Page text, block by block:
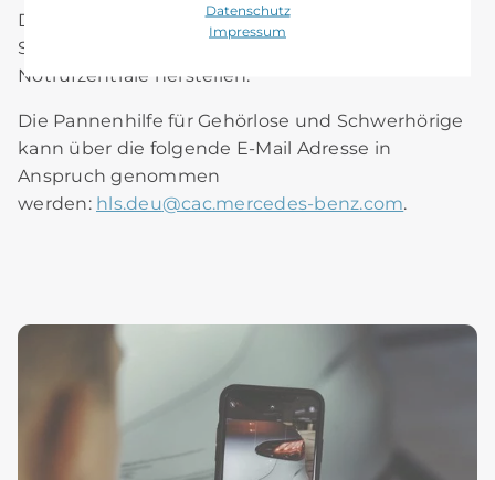
Datenschutz
Impressum
Dachbedienheinheit umgehend eine
Sprachverbindung mit der Mercedes-Benz
Notrufzentrale herstellen.
Die Pannenhilfe für Gehörlose und Schwerhörige
kann über die folgende E-Mail Adresse in
Anspruch genommen
werden: hls.deu@cac.mercedes-benz.com.